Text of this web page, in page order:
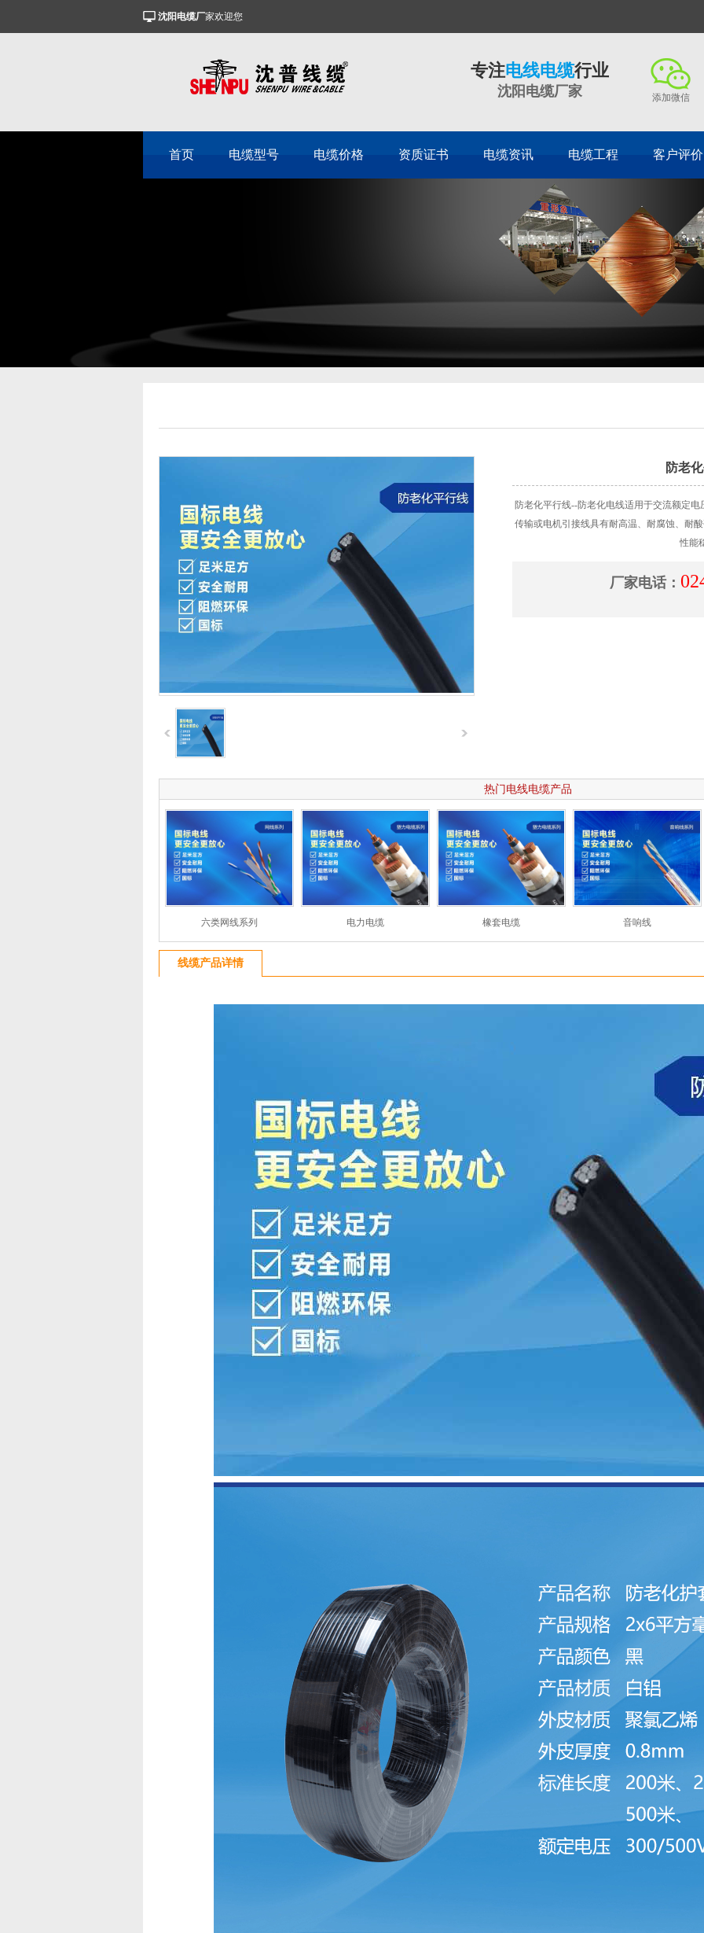
沈阳电缆厂家欢迎您
专注电线电缆行业
沈阳电缆厂家 添加微信
首页 电缆型号 电缆价格 资质证书 电缆资讯 电缆工程 客户评价
防老
防老化平行线--防老化电线适用于交流额定
传输或电机引接线具有耐高温、耐腐蚀、耐
性能
厂家电话：
热门电线电缆产品
六类网线系列 电力电缆 橡套电缆 音响线
线缆产品详情